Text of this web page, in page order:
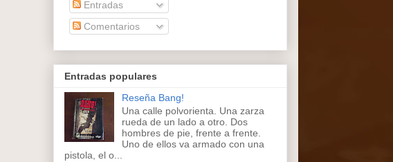
Entradas
Comentarios
Entradas populares
Reseña Bang!
Una calle polvorienta. Una zarza
rueda de un lado a otro. Dos
hombres de pie, frente a frente.
Uno de ellos va armado con una
pistola, el o...